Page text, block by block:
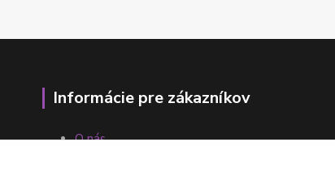
Informácie pre zákazníkov
O nás